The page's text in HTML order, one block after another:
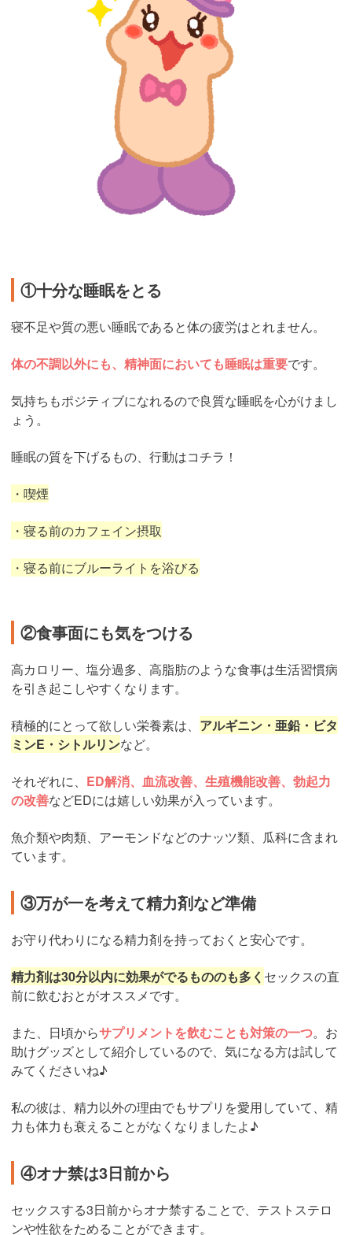
①十分な睡眠をとる
寝不足や質の悪い睡眠であると体の疲労はとれません。
体の不調以外にも、精神面においても睡眠は重要です。
気持ちもポジティブになれるので良質な睡眠を心がけまし
ょう。
睡眠の質を下げるもの、行動はコチラ！
・喫煙
・寝る前のカフェイン摂取
・寝る前にブルーライトを浴びる
②食事面にも気をつける
高カロリー、塩分過多、高脂肪のような食事は生活習慣病
を引き起こしやすくなります。
積極的にとって欲しい栄養素は、 アルギニン・亜鉛・ビタ
ミンE・シトルリンなど。
それぞれに、 ED解消、血流改善、生殖機能改善、勃起力
の改善などEDには嬉しい効果が入っています。
魚介類や肉類、アーモンドなどのナッツ類、瓜科に含まれ
ています。
③万が一を考えて精力剤など準備
お守り代わりになる精力剤を持っておくと安心です。
精力剤は30分以内に効果がでるもののも多く セックスの直
前に飲むおとがオススメです。
また、日頃からサプリメントを飲むことも対策の一つ。お
助けグッズとして紹介しているので、気になる方は試して
みてくださいね♪
私の彼は、精力以外の理由でもサプリを愛用していて、精
力も体力も衰えることがなくなりましたよ♪
④オナ禁は3日前から
セックスする3日前からオナ禁することで、テストステロ
ンや性欲をためることができます。